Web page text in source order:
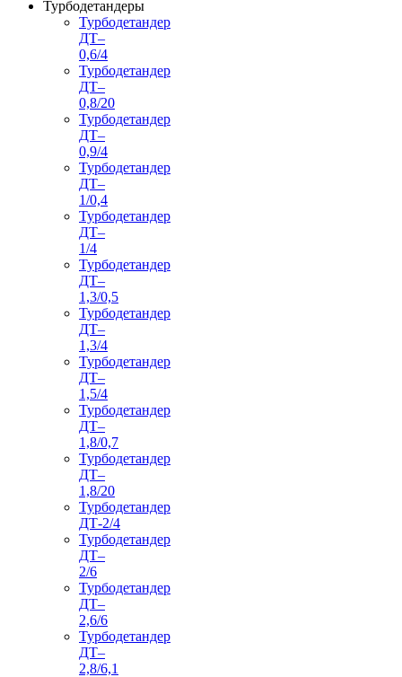
Турбодетандеры
Турбодетандер
ДТ–
0,6/4
Турбодетандер
ДТ–
0,8/20
Турбодетандер
ДТ–
0,9/4
Турбодетандер
ДТ–
1/0,4
Турбодетандер
ДТ–
1/4
Турбодетандер
ДТ–
1,3/0,5
Турбодетандер
ДТ–
1,3/4
Турбодетандер
ДТ–
1,5/4
Турбодетандер
ДТ–
1,8/0,7
Турбодетандер
ДТ–
1,8/20
Турбодетандер
ДТ-2/4
Турбодетандер
ДТ–
2/6
Турбодетандер
ДТ–
2,6/6
Турбодетандер
ДТ–
2,8/6,1